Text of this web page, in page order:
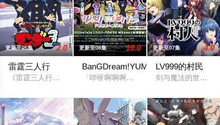
更新至05集 2.0
雷霆三人行
《雷霆三人行》讲述了三个青梅竹马的挚友拼命寻找失踪少女
更新至08集 10.0
BanGDream!YUME∞MITA
「哔呀啊啊啊啊——！！！」为了乐团出
更新至07集 4.0
LV999的村民
剑与魔法的世界——